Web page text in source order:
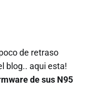
de retraso
blog.. aqui esta!
de sus N95